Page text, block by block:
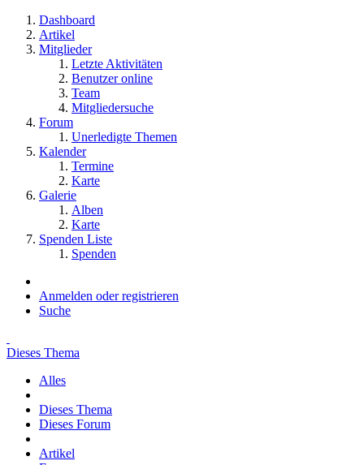
Dashboard
Artikel
Mitglieder
Letzte Aktivitäten
Benutzer online
Team
Mitgliedersuche
Forum
Unerledigte Themen
Kalender
Termine
Karte
Galerie
Alben
Karte
Spenden Liste
Spenden
Anmelden oder registrieren
Suche
Dieses Thema
Alles
Dieses Thema
Dieses Forum
Artikel